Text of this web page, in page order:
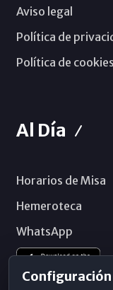
Aviso legal
Política de
Política de cookies
Al Día
Horarios de Misa
Hemeroteca
WhatsApp